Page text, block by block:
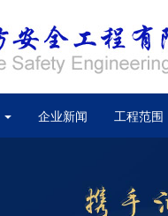
企业新闻 工程范围